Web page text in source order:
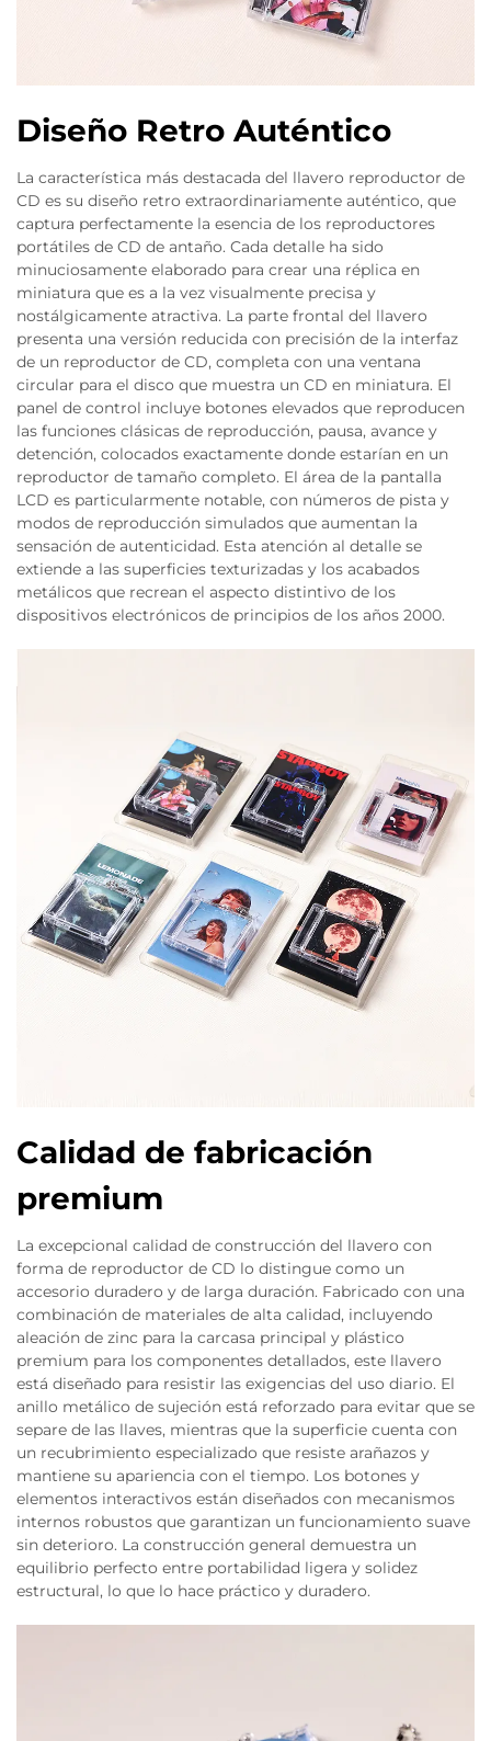
Diseño Retro Auténtico
La característica más destacada del llavero reproductor de
CD es su diseño retro extraordinariamente auténtico, que
captura perfectamente la esencia de los reproductores
portátiles de CD de antaño. Cada detalle ha sido
minuciosamente elaborado para crear una réplica en
miniatura que es a la vez visualmente precisa y
nostálgicamente atractiva. La parte frontal del llavero
presenta una versión reducida con precisión de la interfaz
de un reproductor de CD, completa con una ventana
circular para el disco que muestra un CD en miniatura. El
panel de control incluye botones elevados que reproducen
las funciones clásicas de reproducción, pausa, avance y
detención, colocados exactamente donde estarían en un
reproductor de tamaño completo. El área de la pantalla
LCD es particularmente notable, con números de pista y
modos de reproducción simulados que aumentan la
sensación de autenticidad. Esta atención al detalle se
extiende a las superficies texturizadas y los acabados
metálicos que recrean el aspecto distintivo de los
dispositivos electrónicos de principios de los años 2000.
Calidad de fabricación
premium
La excepcional calidad de construcción del llavero con
forma de reproductor de CD lo distingue como un
accesorio duradero y de larga duración. Fabricado con una
combinación de materiales de alta calidad, incluyendo
aleación de zinc para la carcasa principal y plástico
premium para los componentes detallados, este llavero
está diseñado para resistir las exigencias del uso diario. El
anillo metálico de sujeción está reforzado para evitar que se
separe de las llaves, mientras que la superficie cuenta con
un recubrimiento especializado que resiste arañazos y
mantiene su apariencia con el tiempo. Los botones y
elementos interactivos están diseñados con mecanismos
internos robustos que garantizan un funcionamiento suave
sin deterioro. La construcción general demuestra un
equilibrio perfecto entre portabilidad ligera y solidez
estructural, lo que lo hace práctico y duradero.